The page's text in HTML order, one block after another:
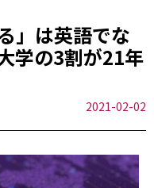
」は英語でな
学の3割が21年
2021-02-02